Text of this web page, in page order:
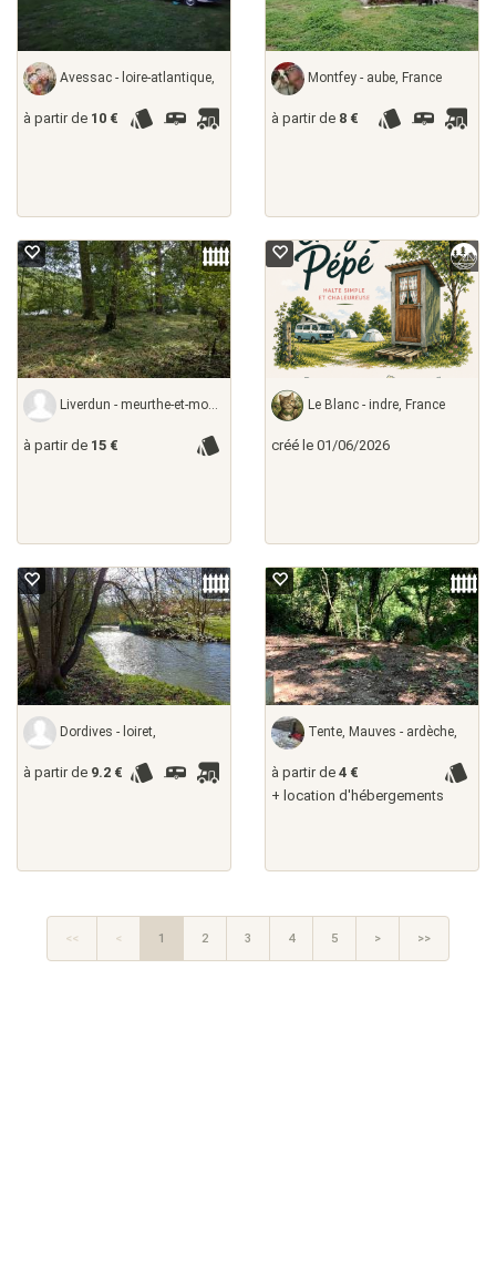
Avessac - loire-atlantique,
à partir de 10 €
Montfey - aube, France
à partir de 8 €
Liverdun - meurthe-et-moselle,
à partir de 15 €
Le Blanc - indre, France
créé le 01/06/2026
Dordives - loiret,
à partir de 9.2 €
Tente, Mauves - ardèche,
à partir de 4 €
+ location d'hébergements
<< < 1 2 3 4 5 > >>